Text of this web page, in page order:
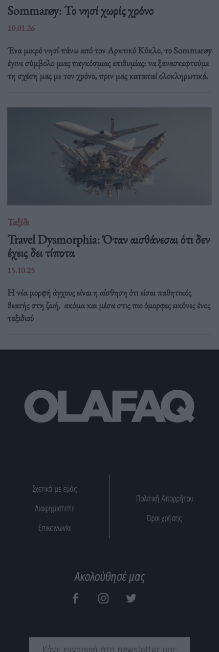
Sommarøy: Το νησί χωρίς χρόνο
10.01.26
Ένα μικρό νησί πάνω από τον Αρκτικό Κύκλο, το Sommarøy
έγινε σύμβολο μιας παγκόσμιας επιθυμίας: να ξανασκεφτούμε
τη σχέση μας με τον χρόνο, πριν μας καταπιεί ολοκληρωτικά.
Ταξίδι
Travel Dysmorphia: Όταν αισθάνεσαι ότι δεν
έχεις δει τίποτα
15.10.25
Η νέα μορφή άγχους είναι η αίσθηση ότι είσαι παθητικός
θεατής στη ζωή, ακόμα και μέσα στις πιο όμορφες εικόνες ένος
ταξιδιού
Σχετικά με εμάς
Διαφημιστείτε
Επικοινωνία
Πολιτική Απορρήτου
Όροι χρήσης
Ακολούθησέ μας